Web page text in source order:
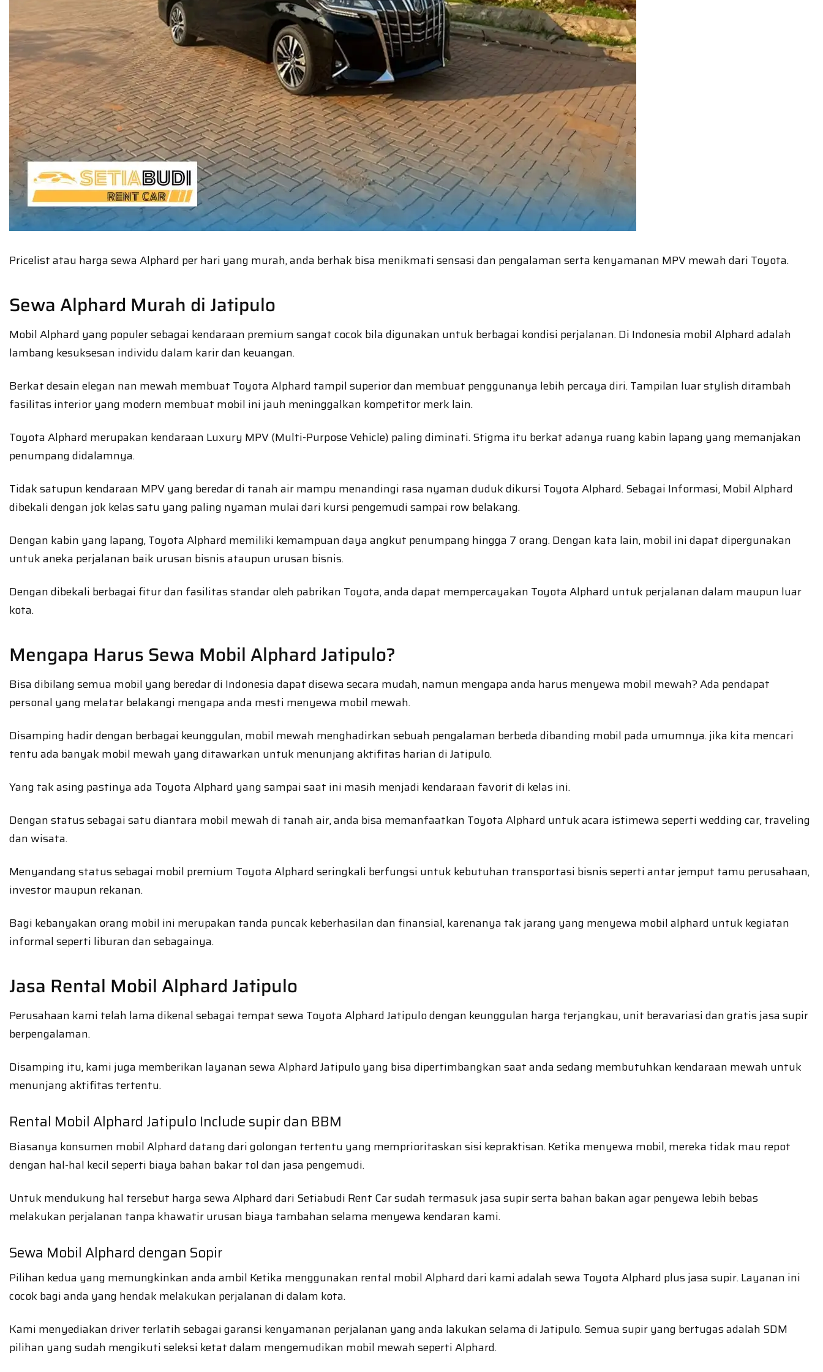
Pricelist atau harga sewa Alphard per hari yang murah, anda berhak bisa menikmati sensasi dan pengalaman serta kenyamanan MPV mewah dari Toyota.
Sewa Alphard Murah di Jatipulo
Mobil Alphard yang populer sebagai kendaraan premium sangat cocok bila digunakan untuk berbagai kondisi perjalanan. Di Indonesia mobil Alphard adalah
lambang kesuksesan individu dalam karir dan keuangan.
Berkat desain elegan nan mewah membuat Toyota Alphard tampil superior dan membuat penggunanya lebih percaya diri. Tampilan luar stylish ditambah
fasilitas interior yang modern membuat mobil ini jauh meninggalkan kompetitor merk lain.
Toyota Alphard merupakan kendaraan Luxury MPV (Multi-Purpose Vehicle) paling diminati. Stigma itu berkat adanya ruang kabin lapang yang memanjakan
penumpang didalamnya.
Tidak satupun kendaraan MPV yang beredar di tanah air mampu menandingi rasa nyaman duduk dikursi Toyota Alphard. Sebagai Informasi, Mobil Alphard
dibekali dengan jok kelas satu yang paling nyaman mulai dari kursi pengemudi sampai row belakang.
Dengan kabin yang lapang, Toyota Alphard memiliki kemampuan daya angkut penumpang hingga 7 orang. Dengan kata lain, mobil ini dapat dipergunakan
untuk aneka perjalanan baik urusan bisnis ataupun urusan bisnis.
Dengan dibekali berbagai fitur dan fasilitas standar oleh pabrikan Toyota, anda dapat mempercayakan Toyota Alphard untuk perjalanan dalam maupun luar
kota.
Mengapa Harus Sewa Mobil Alphard Jatipulo?
Bisa dibilang semua mobil yang beredar di Indonesia dapat disewa secara mudah, namun mengapa anda harus menyewa mobil mewah? Ada pendapat
personal yang melatar belakangi mengapa anda mesti menyewa mobil mewah.
Disamping hadir dengan berbagai keunggulan, mobil mewah menghadirkan sebuah pengalaman berbeda dibanding mobil pada umumnya. jika kita mencari
tentu ada banyak mobil mewah yang ditawarkan untuk menunjang aktifitas harian di Jatipulo.
Yang tak asing pastinya ada Toyota Alphard yang sampai saat ini masih menjadi kendaraan favorit di kelas ini.
Dengan status sebagai satu diantara mobil mewah di tanah air, anda bisa memanfaatkan Toyota Alphard untuk acara istimewa seperti wedding car, traveling
dan wisata.
Menyandang status sebagai mobil premium Toyota Alphard seringkali berfungsi untuk kebutuhan transportasi bisnis seperti antar jemput tamu perusahaan,
investor maupun rekanan.
Bagi kebanyakan orang mobil ini merupakan tanda puncak keberhasilan dan finansial, karenanya tak jarang yang menyewa mobil alphard untuk kegiatan
informal seperti liburan dan sebagainya.
Jasa Rental Mobil Alphard Jatipulo
Perusahaan kami telah lama dikenal sebagai tempat sewa Toyota Alphard Jatipulo dengan keunggulan harga terjangkau, unit beravariasi dan gratis jasa supir
berpengalaman.
Disamping itu, kami juga memberikan layanan sewa Alphard Jatipulo yang bisa dipertimbangkan saat anda sedang membutuhkan kendaraan mewah untuk
menunjang aktifitas tertentu.
Rental Mobil Alphard Jatipulo Include supir dan BBM
Biasanya konsumen mobil Alphard datang dari golongan tertentu yang memprioritaskan sisi kepraktisan. Ketika menyewa mobil, mereka tidak mau repot
dengan hal-hal kecil seperti biaya bahan bakar tol dan jasa pengemudi.
Untuk mendukung hal tersebut harga sewa Alphard dari Setiabudi Rent Car sudah termasuk jasa supir serta bahan bakan agar penyewa lebih bebas
melakukan perjalanan tanpa khawatir urusan biaya tambahan selama menyewa kendaran kami.
Sewa Mobil Alphard dengan Sopir
Pilihan kedua yang memungkinkan anda ambil Ketika menggunakan rental mobil Alphard dari kami adalah sewa Toyota Alphard plus jasa supir. Layanan ini
cocok bagi anda yang hendak melakukan perjalanan di dalam kota.
Kami menyediakan driver terlatih sebagai garansi kenyamanan perjalanan yang anda lakukan selama di Jatipulo. Semua supir yang bertugas adalah SDM
pilihan yang sudah mengikuti seleksi ketat dalam mengemudikan mobil mewah seperti Alphard.